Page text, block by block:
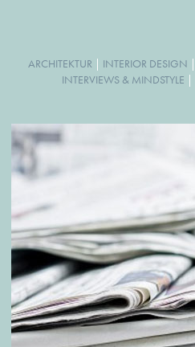
ARCHITEKTUR | INTERIOR DESIGN |
INTERVIEWS & MINDSTYLE |